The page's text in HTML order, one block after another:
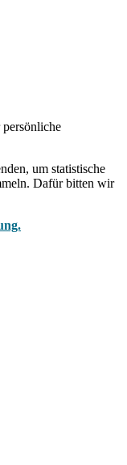
um statistische
Dafür bitten wir